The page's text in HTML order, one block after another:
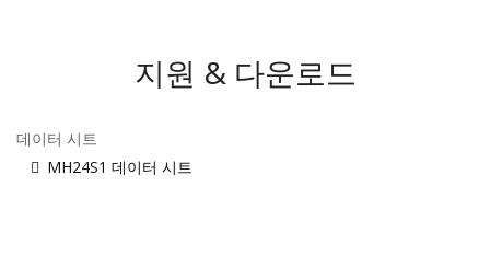
지원 & 다운로드
데이터 시트
MH24S1 데이터 시트